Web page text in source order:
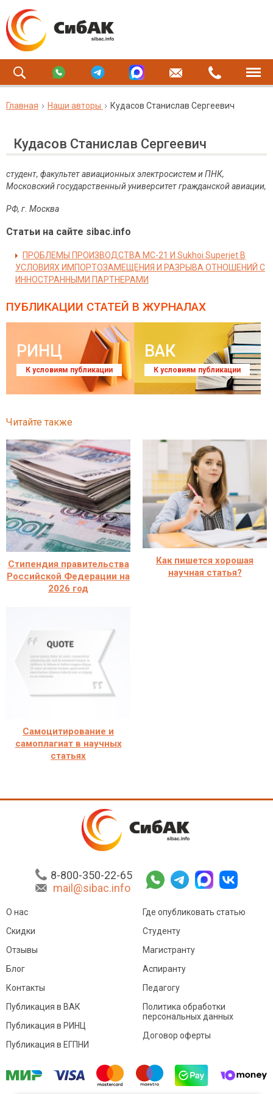
Главная Наши авторы Кудасов Станислав Сергеевич
Кудасов Станислав Сергеевич
студент, факультет авиационных электросистем и ПНК,
Московский государственный университет гражданской авиации,
РФ, г. Москва
Статьи на сайте sibac.info
ПРОБЛЕМЫ ПРОИЗВОДСТВА МС-21 И Sukhoi Superjet В
УСЛОВИЯХ ИМПОРТОЗАМЕЩЕНИЯ И РАЗРЫВА ОТНОШЕНИЙ С
ИННОСТРАННЫМИ ПАРТНЕРАМИ
ПУБЛИКАЦИИ СТАТЕЙ В ЖУРНАЛАХ
РИНЦ
К условиям публикации
ВАК
К условиям публикации
Читайте также
Стипендия правительства
Российской Федерации на
2026 год
Как пишется хорошая
научная статья?
Самоцитирование и
самоплагиат в научных
статьях
8-800-350-22-65
mail@sibac.info
О нас
Скидки
Отзывы
Блог
Контакты
Где опубликовать статью
Студенту
Магистранту
Аспиранту
Педагогу
Публикация в ВАК
Публикация в РИНЦ
Публикация в ЕГПНИ
Политика обработки
персональных данных
Договор оферты